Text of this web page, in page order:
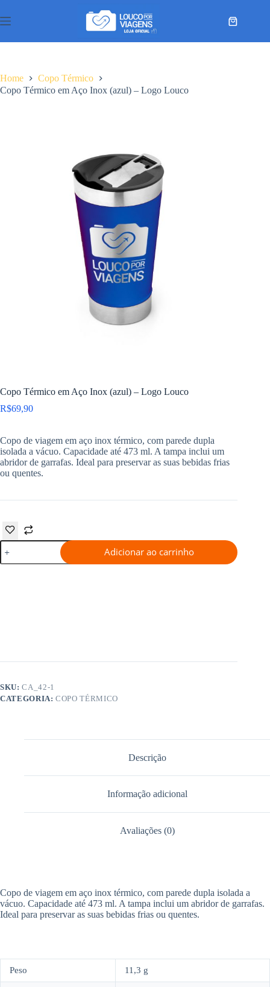
para
o
Carrinho
Home
Copo Térmico
Copo Térmico em Aço Inox (azul) – Logo Louco
Copo Térmico em Aço Inox (azul) – Logo Louco
R$69,90
Copo de viagem em aço inox térmico, com parede dupla
isolada a vácuo. Capacidade até 473 ml. A tampa inclui um
abridor de garrafas. Ideal para preservar as suas bebidas frias
ou quentes.
Copo
Térmico
em
Adicionar ao carrinho
SKU:CA_42-1
CATEGORIA:COPO TÉRMICO
Descrição
Informação adicional
Avaliações (0)
Copo de viagem em aço inox térmico, com parede dupla isolada a
vácuo. Capacidade até 473 ml. A tampa inclui um abridor de garrafas.
Ideal para preservar as suas bebidas frias ou quentes.
Peso 11,3 g